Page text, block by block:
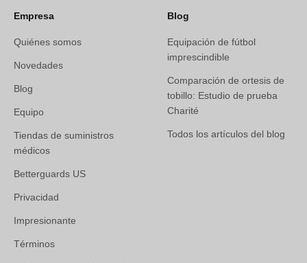
Empresa
Quiénes somos
Novedades
Blog
Equipo
Tiendas de suministros
médicos
Betterguards US
Privacidad
Impresionante
Términos
Blog
Equipación de fútbol
imprescindible
Comparación de ortesis de
tobillo: Estudio de prueba
Charité
Todos los artículos del blog